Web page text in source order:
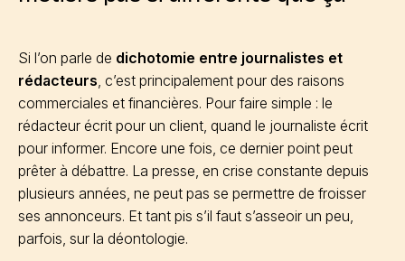
Si l’on parle de dichotomie entre journalistes et
rédacteurs, c’est principalement pour des raisons
commerciales et financières. Pour faire simple : le
rédacteur écrit pour un client, quand le journaliste écrit
pour informer. Encore une fois, ce dernier point peut
prêter à débattre. La presse, en crise constante depuis
plusieurs années, ne peut pas se permettre de froisser
ses annonceurs. Et tant pis s’il faut s’asseoir un peu,
parfois, sur la déontologie.